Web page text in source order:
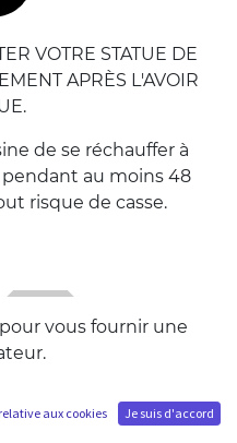
VOTRE STATUE DE
APRÈS L'AVOIR
de se réchauffer à
au moins 48
risque de casse.
vous fournir une
aux cookies Je suis d'accord